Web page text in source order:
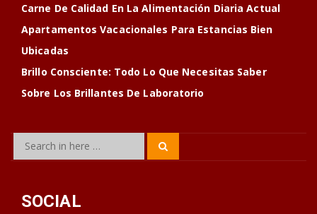
Carne De Calidad En La Alimentación Diaria Actual
Apartamentos Vacacionales Para Estancias Bien
Ubicadas
Brillo Consciente: Todo Lo Que Necesitas Saber
Sobre Los Brillantes De Laboratorio
Search
SOCIAL